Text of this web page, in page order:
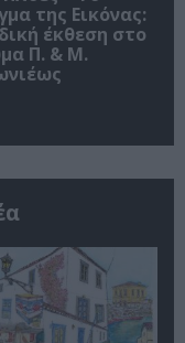
της Εικόνας:
έκθεση στο
Π. & Μ.